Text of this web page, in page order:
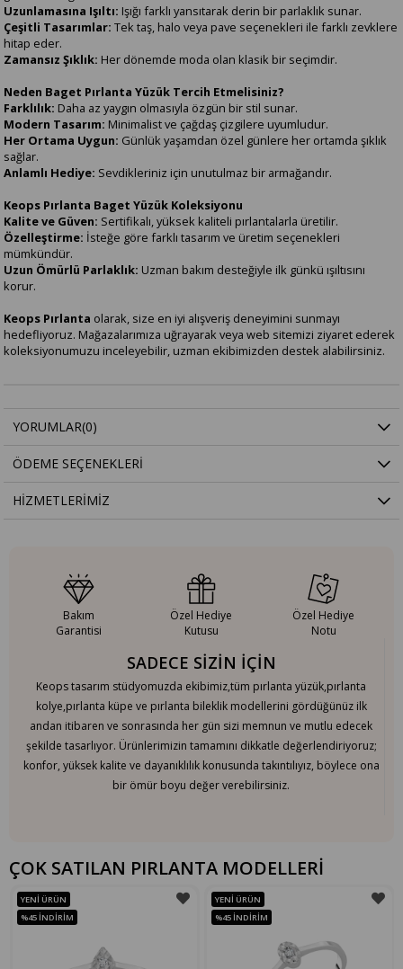
Uzunlamasına Işıltı: Işığı farklı yansıtarak derin bir parlaklık sunar.
Çeşitli Tasarımlar: Tek taş, halo veya pave seçenekleri ile farklı zevklere
hitap eder.
Zamansız Şıklık: Her dönemde moda olan klasik bir seçimdir.
Neden Baget Pırlanta Yüzük Tercih Etmelisiniz?
Farklılık: Daha az yaygın olmasıyla özgün bir stil sunar.
Modern Tasarım: Minimalist ve çağdaş çizgilere uyumludur.
Her Ortama Uygun: Günlük yaşamdan özel günlere her ortamda şıklık
sağlar.
Anlamlı Hediye: Sevdikleriniz için unutulmaz bir armağandır.
Keops Pırlanta Baget Yüzük Koleksiyonu
Kalite ve Güven: Sertifikalı, yüksek kaliteli pırlantalarla üretilir.
Özelleştirme: İsteğe göre farklı tasarım ve üretim seçenekleri
mümkündür.
Uzun Ömürlü Parlaklık: Uzman bakım desteğiyle ilk günkü ışıltısını
korur.
Keops Pırlanta olarak, size en iyi alışveriş deneyimini sunmayı
hedefliyoruz. Mağazalarımıza uğrayarak veya web sitemizi ziyaret ederek
koleksiyonumuzu inceleyebilir, uzman ekibimizden destek alabilirsiniz.
YORUMLAR(0)
ÖDEME SEÇENEKLERI
HIZMETLERIMIZ
SADECE SİZİN İÇİN
Keops tasarım stüdyomuzda ekibimiz,tüm pırlanta yüzük,pırlanta
kolye,pırlanta küpe ve pırlanta bileklik modellerini gördüğünüz ilk
andan itibaren ve sonrasında her gün sizi memnun ve mutlu edecek
şekilde tasarlıyor. Ürünlerimizin tamamını dikkatle değerlendiriyoruz;
konfor, yüksek kalite ve dayanıklılık konusunda takıntılıyız, böylece ona
bir ömür boyu değer verebilirsiniz.
Bakım
Garantisi
Özel Hediye
Kutusu
Özel Hediye
Notu
ÇOK SATILAN PIRLANTA MODELLERİ
YENI ÜRÜN
%45 İNDIRIM
YENI ÜRÜN
%45 İNDIRIM